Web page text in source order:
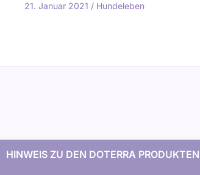
21. Januar 2021 / Hundeleben
HINWEIS ZU DEN DOTERRA PRODUKTEN